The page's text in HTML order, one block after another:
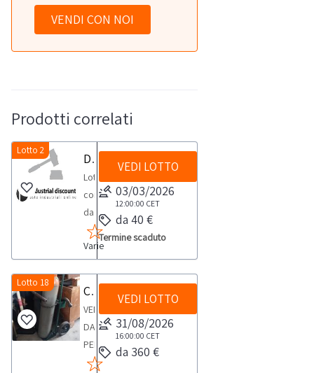
VENDI CON NOI
Prodotti correlati
Lotto 2
Dispenser e igienizzanti
Lotto
composto
da:-
Dispenser
Automat.
73-
Igienizzante
ambiente
sup
Varie
VEDI LOTTO
03/03/2026
12:00:00 CET
da 40 €
Termine scaduto
Lotto 18
Carrello con Due bombole
VENDITA
DA
PERSONA
FISICACarrello
VEDI LOTTO
31/08/2026
16:00:00 CET
da 360 €